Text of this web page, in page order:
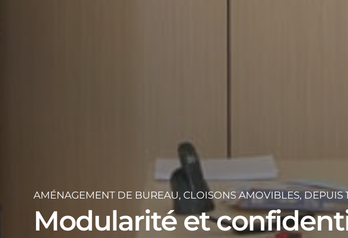
AMÉNAGEMENT DE BUREAU, CLOISONS AMOVIBLES, DEPUIS
Modularité et